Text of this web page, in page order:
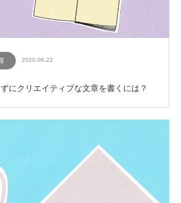
2020.06.22
にクリエイティブな文章を書くには？